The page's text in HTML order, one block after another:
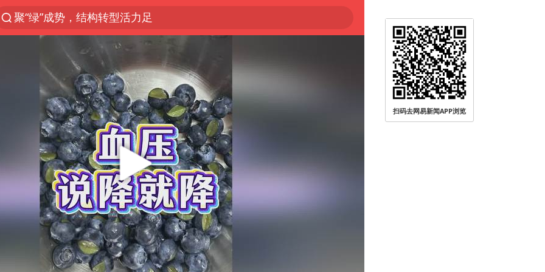
聚“绿”成势，结构转型活力足
金饰克价大幅跳涨
台风“白海豚”影响中国已成定局
苏泊尔回应AI广告低俗擦边剧情争议
印度暴发金迪普拉病毒
陕西柞水突发泥石流致1死2失联
“梅姨”已是老年人 死刑或适用受限
杭州一小区17楼玻璃幕墙爆裂
“梅姨”准确年龄仍未知
41岁女子为鼓励女儿考上985研究生
“事业单位招聘不是人情买卖”
扫码去网易新闻APP浏览